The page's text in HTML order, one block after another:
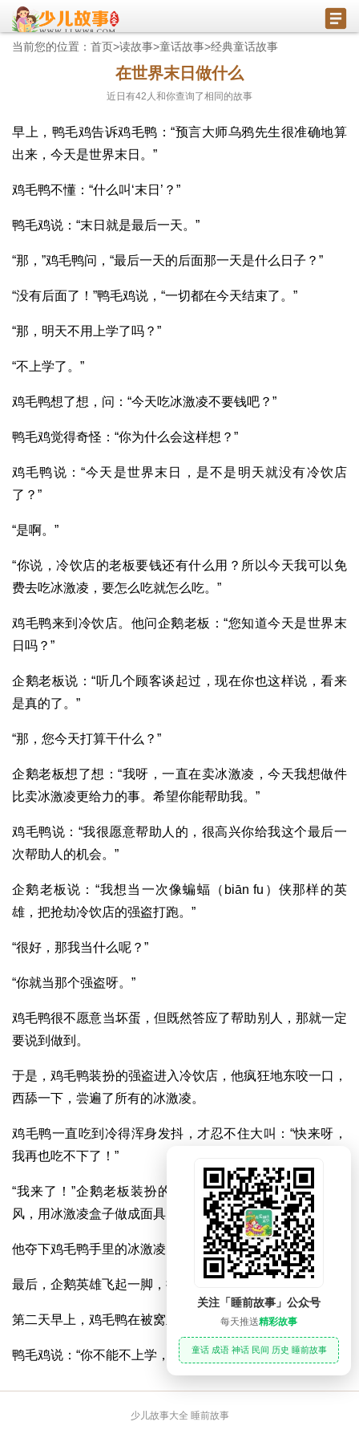
当前您的位置： 首页>读故事>童话故事>经典童话故事
在世界末日做什么
近日有42 人和你查询了相同的故事
早上，鸭毛鸡告诉鸡毛鸭：“预言大师乌鸦先生很准确地算
出来，今天是世界末日。”
鸡毛鸭不懂：“什么叫‘末日’？”
鸭毛鸡说：“末日就是最后一天。”
“那，”鸡毛鸭问，“最后一天的后面那一天是什么日子？”
“没有后面了！”鸭毛鸡说，“一切都在今天结束了。”
“那，明天不用上学了吗？”
“不上学了。”
鸡毛鸭想了想，问：“今天吃冰激凌不要钱吧？”
鸭毛鸡觉得奇怪：“你为什么会这样想？”
鸡毛鸭说：“今天是世界末日，是不是明天就没有冷饮店
了？”
“是啊。”
“你说，冷饮店的老板要钱还有什么用？所以今天我可以免
费去吃冰激凌，要怎么吃就怎么吃。”
鸡毛鸭来到冷饮店。他问企鹅老板：“您知道今天是世界末
日吗？”
企鹅老板说：“听几个顾客谈起过，现在你也这样说，看来
是真的了。”
“那，您今天打算干什么？”
企鹅老板想了想：“我呀，一直在卖冰激凌，今天我想做件
比卖冰激凌更给力的事。希望你能帮助我。”
鸡毛鸭说：“我很愿意帮助人的，很高兴你给我这个最后一
次帮助人的机会。”
企鹅老板说：“我想当一次像蝙蝠（biān fu）侠那样的英
雄，把抢劫冷饮店的强盗打跑。”
“很好，那我当什么呢？”
“你就当那个强盗呀。”
鸡毛鸭很不愿意当坏蛋，但既然答应了帮助别人，那就一定
要说到做到。
于是，鸡毛鸭装扮的强盗进入冷饮店，他疯狂地东咬一口，
西舔一下，尝遍了所有的冰激凌。
鸡毛鸭一直吃到冷得浑身发抖，才忍不住大叫：“快来呀，
我再也吃不下了！”
“我来了！”企鹅老板装扮的英雄立刻出现。他用被单当披
风，用冰激凌盒子做成面具。
他夺下鸡毛鸭手里的冰激凌，把它砸到鸡毛鸭脸上……
最后，企鹅英雄飞起一脚，把鸭强盗踢出冷饮店。
第二天早上，鸡毛鸭在被窝里接到鸭毛鸡打来的电话。
鸭毛鸡说：“你不能不上学，因为世界末日延迟了……”
少儿故事大全 睡前故事
关注「睡前故事」公众号
每天推送精彩故事
童话 成语 神话 民间 历史 睡前故事